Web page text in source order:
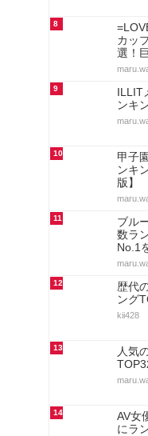
8
カッ
選！
9
ILLIT
ンキ
10
甲子
ンキ
版】
11
ブル
数ラ
No.1
12
歴代
ング
kii428
13
人気
14
AV女
にラ